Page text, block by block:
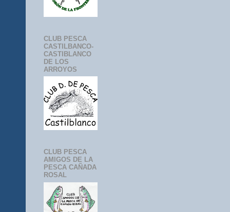
CLUB PESCA
CASTILBANCO-
CASTIBLANCO
DE LOS
ARROYOS
CLUB PESCA
AMIGOS DE LA
PESCA CAÑADA
ROSAL